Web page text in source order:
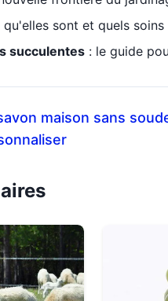
qu'elles sont et quels soins
succulentes : le guide
maison sans